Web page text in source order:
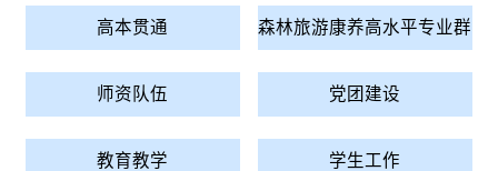
高本贯通 森林旅游康养高水平专业群
师资队伍 党团建设
教育教学 学生工作